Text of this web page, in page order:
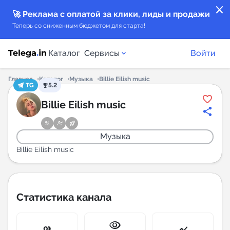
close
🚀 Реклама с оплатой за клики, лиды и продажи
Теперь со сниженным бюджетом для старта!
Каталог Сервисы
Каталог каналов
Каталог ботов
Горящие предложения
Индекс читаемости каналов в Telegram
New
Войти
Главная Каталог Музыка
Billie Eilish music
TG
5.2
Billie Eilish music
Музыка
Billie Eilish music
Статистика канала
visibility